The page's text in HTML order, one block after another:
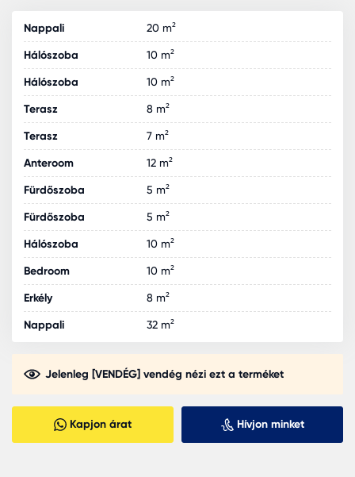
Nappali 20 m²
Hálószoba 10 m²
Hálószoba 10 m²
Terasz 8 m²
Terasz 7 m²
Anteroom 12 m²
Fürdőszoba 5 m²
Fürdőszoba 5 m²
Hálószoba 10 m²
Bedroom 10 m²
Erkély 8 m²
Nappali 32 m²
Jelenleg [VENDÉG] vendég nézi ezt a terméket
Kapjon árat Hívjon minket